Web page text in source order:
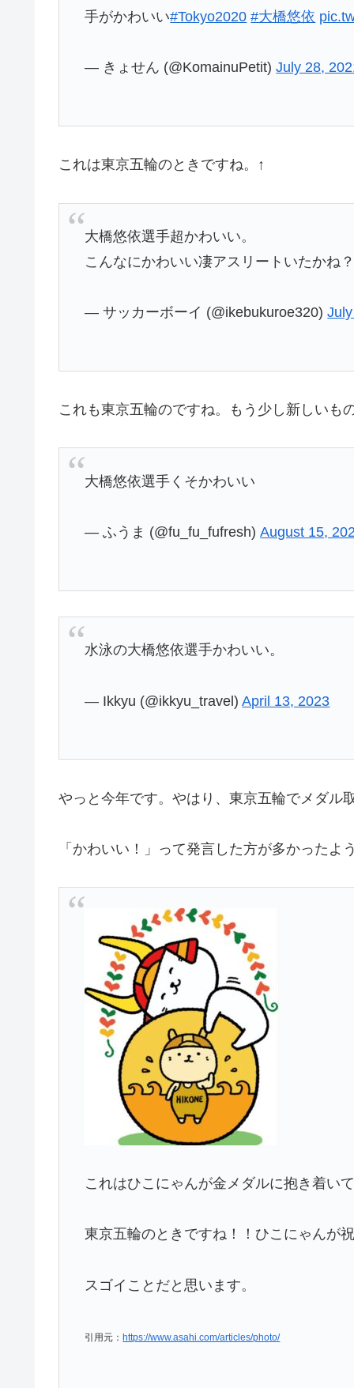
手がかわいい#Tokyo2020 #大橋悠依
— きょせん (@KomainuPetit)July 28,
これは東京五輪のときですね。↑
大橋悠依選手超かわいい。
こんなにかわいい凄アスリートいたかね？
— サッカーボーイ (@ikebukuroe320)
これも東京五輪のですね。もう少し新しいも
大橋悠依選手くそかわいい
— ふうま (@fu_fu_fufresh)August 15,
水泳の大橋悠依選手かわいい。
— Ikkyu (@ikkyu_travel)April 13, 2023
やっと今年です。やはり、東京五輪でメダル
「かわいい！」って発言した方が多かったよ
これはひこにゃんが金メダルに抱き着い
東京五輪のときですね！！ひこにゃんが
スゴイことだと思います。
引用元： https://www.asahi.com/articles/photo/